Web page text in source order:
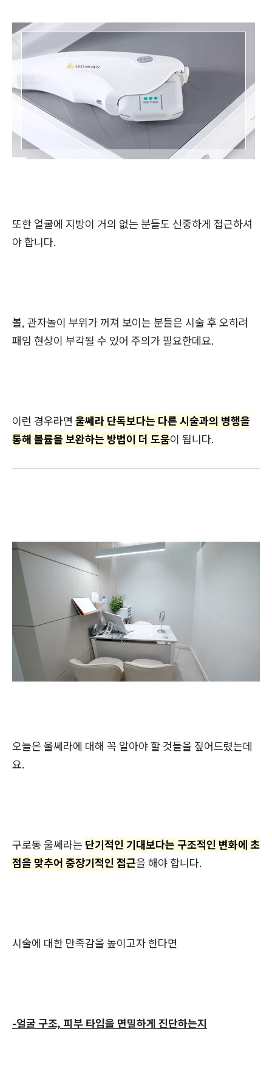
또한 얼굴에 지방이 거의 없는 분들도 신중하게 접근하셔
야 합니다.
볼, 관자놀이 부위가 꺼져 보이는 분들은 시술 후 오히려
패임 현상이 부각될 수 있어 주의가 필요한데요.
이런 경우라면 울쎄라 단독보다는 다른 시술과의 병행을
통해 볼륨을 보완하는 방법이 더 도움이 됩니다.
오늘은 울쎄라에 대해 꼭 알아야 할 것들을 짚어드렸는데
요.
구로동 울쎄라는 단기적인 기대보다는 구조적인 변화에 초
점을 맞추어 중장기적인 접근을 해야 합니다.
시술에 대한 만족감을 높이고자 한다면
-얼굴 구조, 피부 타입을 면밀하게 진단하는지